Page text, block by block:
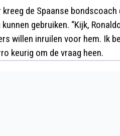
de Spaanse
gebruiken. “Kijk,
willen inruilen voor hem. Ik
keurig om de vraag heen.